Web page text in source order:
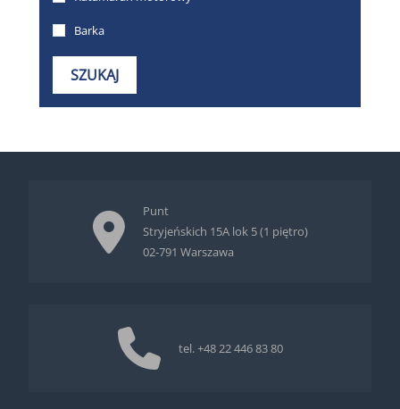
Punt
Stryjeńskich 15A lok 5 (1 piętro)
02-791 Warszawa
tel. +48 22 446 83 80